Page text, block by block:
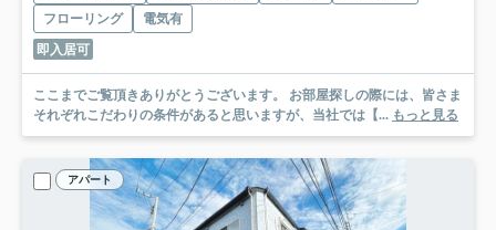
フローリング
電気有
即入居可
ここまでご覧頂きありがとうございます。 お部屋探しの際には、皆さま
それぞれこだわりの条件があると思いますが、当社では【... もっと見る
アパート